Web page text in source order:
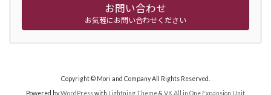
お問い合わせ
お気軽にお問い合わせください
Copyright © Mori and Company All Rights Reserved.
Powered byWordPresswith Lightning Theme& VK All in One Expansion Unit